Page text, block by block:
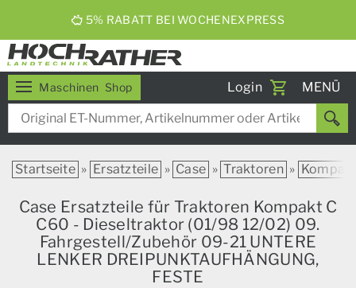
5% RABATT BEI WOCHENEXPRESS
Maschinen Shop Login
Toggle
MENÜ
Startseite » Ersatzteile » Case » Traktoren »
Case Ersatzteile für Traktoren Kompakt C
C60 - Dieseltraktor (01/98 12/02) 09.
Fahrgestell/Zubehör 09-21 UNTERE
LENKER DREIPUNKTAUFHÄNGUNG,
FESTE